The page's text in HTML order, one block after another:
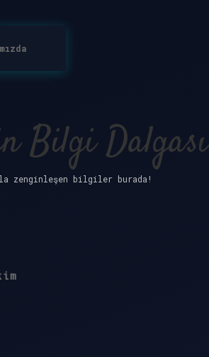
Bilgi Dalgası
zenginleşen bilgiler burada!